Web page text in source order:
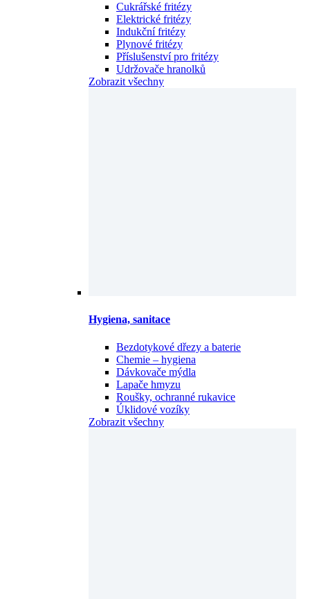
Cukrářské fritézy
Elektrické fritézy
Indukční fritézy
Plynové fritézy
Příslušenství pro fritézy
Udržovače hranolků
Zobrazit všechny
Hygiena, sanitace
Bezdotykové dřezy a baterie
Chemie – hygiena
Dávkovače mýdla
Lapače hmyzu
Roušky, ochranné rukavice
Úklidové vozíky
Zobrazit všechny